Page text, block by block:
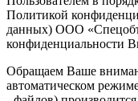
Политикой
данных) ООО
конфиденциальности
Обращаем Ваше
автоматическом